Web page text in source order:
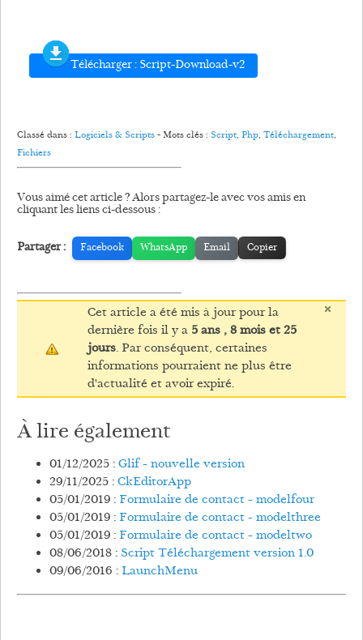
Télécharger : Script-Download-v2
Classé dans : Logiciels & Scripts- Mots clés : Script, Php, Téléchargement,
Fichiers
Vous aimé cet article ? Alors partagez-le avec vos amis en
cliquant les liens ci-dessous :
Partager : Facebook WhatsApp Email Copier
Cet article a été mis à jour pour la
dernière fois il y a 5 ans , 8 mois et 25
jours. Par conséquent, certaines
informations pourraient ne plus être
d'actualité et avoir expiré.
À lire également
01/12/2025 :Glif - nouvelle version
29/11/2025 :CkEditorApp
05/01/2019 : Formulaire de contact - modelfour
05/01/2019 : Formulaire de contact - modelthree
05/01/2019 : Formulaire de contact - modeltwo
08/06/2018 : Script Téléchargement version 1.0
09/06/2016 : LaunchMenu